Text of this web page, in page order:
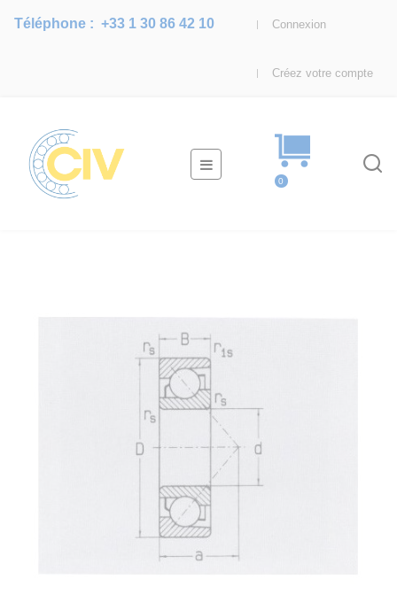
Connexion
Créez votre compte
Téléphone :+33 1 30 86 42 10
Basculer
la
☰
0